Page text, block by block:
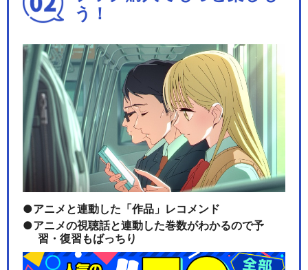
う！
アニメと連動した「作品」レコメンド
アニメの視聴話と連動した巻数がわかるので予
習・復習もばっちり